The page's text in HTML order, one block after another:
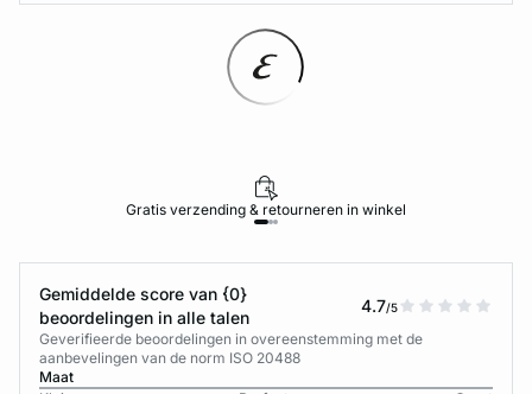
Gratis verzending & retourneren in winkel
Gemiddelde score van {0}
beoordelingen in alle talen
4.7/5
Geverifieerde beoordelingen in overeenstemming met de
aanbevelingen van de norm ISO 20488
Maat